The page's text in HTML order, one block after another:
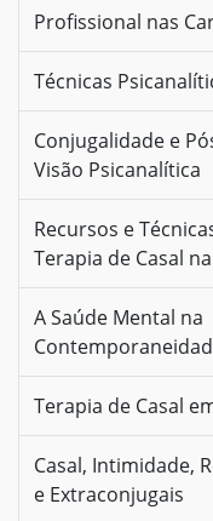
Profissional nas
Técnicas
Conjugalidade e
Visão Psicanalítica
Recursos e
Terapia de Casal
A Saúde Mental na
Terapia de Casal
Casal, Intimidade,
e Extraconjugais